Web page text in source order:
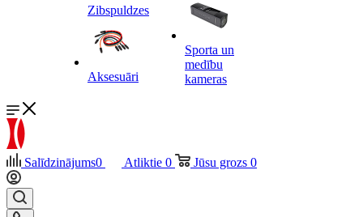
Zibspuldzes
Aksesuāri
Sporta un
medību
kameras
Salīdzinājums0 Atliktie 0 Jūsu grozs 0